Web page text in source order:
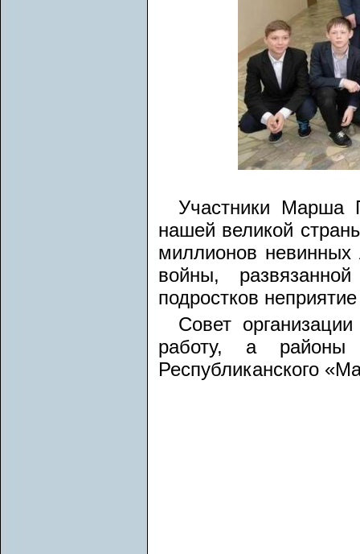
Участники Марша
нашей великой
миллионов
войны,
подростков
Совет
работу, а районы
Республиканского